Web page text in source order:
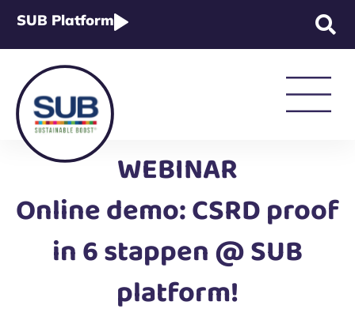
SUB Platform
Strategie & Beleid
Rapportage & Wetgeving
WEBINAR
Online demo: CSRD proof
in 6 stappen @ SUB
platform!